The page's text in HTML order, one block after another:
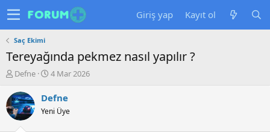
Giriş yap Kayıt ol
Saç Ekimi
Tereyağında pekmez nasıl yapılır ?
K
n
u
y
Defne
B
ş
a
4 Mar 2026
Defne
Yeni Üye